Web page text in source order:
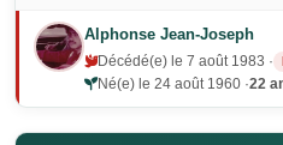
Alphonse Jean-Joseph
Décédé(e) le 7 août 1983 ·
Né(e) le 24 août 1960 ·22